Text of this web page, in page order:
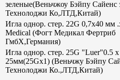
зеленые(Веньчжоу Бэйпу Сайенс
Технолоджи Ко,ЛТД,Китай)
Игла однор. стер. 22G 0,7х40 мм
Medical (Фогт Медикал Фертриб
ГмбХ,Германия)
Игла однор. стер. 25G "Luer"0.5 х
25мм(25Gх1) (Веньчжу Бэйпу
Технолоджи Ко.,ЛТД,Китай)